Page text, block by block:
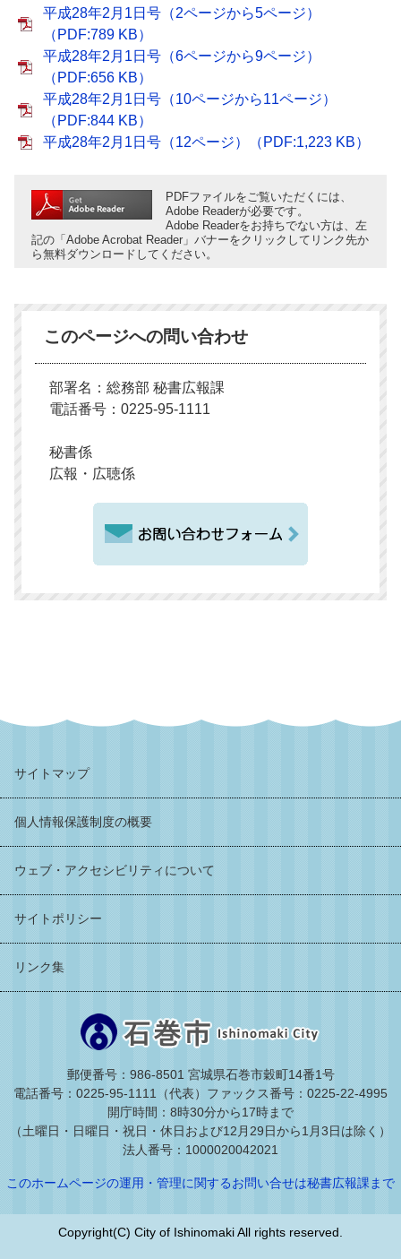
平成28年2月1日号（2ページから5ページ）
（PDF:789 KB）
平成28年2月1日号（6ページから9ページ）
（PDF:656 KB）
平成28年2月1日号（10ページから11ページ）
（PDF:844 KB）
平成28年2月1日号（12ページ）（PDF:1,223 KB）
PDFファイルをご覧いただくには、
Adobe Readerが必要です。
Adobe Readerをお持ちでない方は、左
記の「Adobe Acrobat Reader」バナーをクリックしてリンク先か
ら無料ダウンロードしてください。
このページへの問い合わせ
部署名：総務部 秘書広報課
電話番号：0225-95-1111
秘書係
広報・広聴係
サイトマップ
個人情報保護制度の概要
ウェブ・アクセシビリティについて
サイトポリシー
リンク集
郵便番号：986-8501 宮城県石巻市穀町14番1号
電話番号：0225-95-1111（代表） ファックス番号：0225-22-4995
開庁時間：8時30分から17時まで
（土曜日・日曜日・祝日・休日および12月29日から1月3日は除く）
法人番号：1000020042021
このホームページの運用・管理に関するお問い合せは秘書広報課まで
Copyright(C) City of Ishinomaki All rights reserved.